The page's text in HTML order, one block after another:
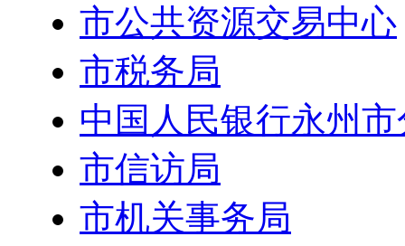
市公共资源交易中心
市税务局
中国人民银行永州
市信访局
市机关事务局